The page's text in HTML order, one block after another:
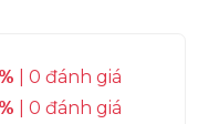
| 0 đánh giá
| 0 đánh giá